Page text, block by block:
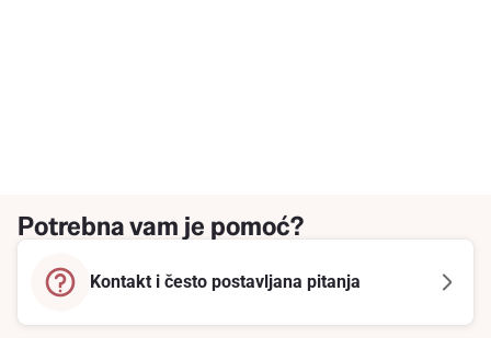
Potrebna vam je pomoć?
Kontakt i često postavljana pitanja